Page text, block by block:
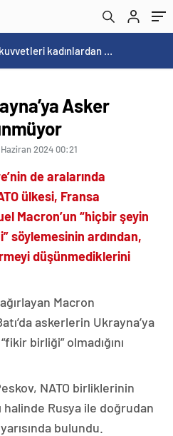
Norweç silahlı kuvvetleri kadınlardan oluşan özel kuvvetler eğitimlerini başlattı.
Asker
Haziran 2024 00:21
de aralarında
ülkesi, Fransa
Macron’un “hiçbir şeyin
söylemesinin ardından,
düşünmediklerini
Macron
askerlerin Ukrayna’ya
birliği” olmadığını
NATO birliklerinin
halinde Rusya ile doğrudan
bulundu.
paylaştı